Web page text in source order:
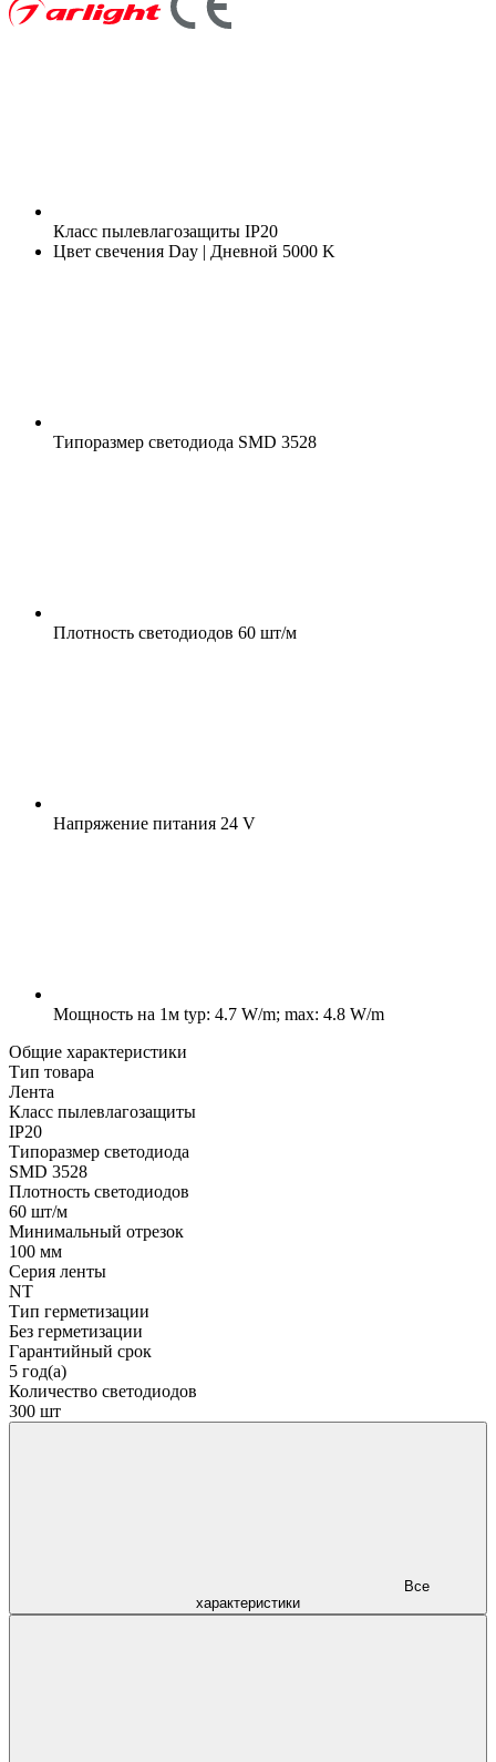
Класс пылевлагозащиты IP20
Цвет свечения Day | Дневной 5000 K
Типоразмер светодиода SMD 3528
Плотность светодиодов 60 шт/м
Напряжение питания 24 V
Мощность на 1м typ: 4.7 W/m; max: 4.8 W/m
Общие характеристики
Тип товара
Лента
Класс пылевлагозащиты
IP20
Типоразмер светодиода
SMD 3528
Плотность светодиодов
60 шт/м
Минимальный отрезок
100 мм
Серия ленты
NT
Тип герметизации
Без герметизации
Гарантийный срок
5 год(а)
Количество светодиодов
300 шт
характеристики